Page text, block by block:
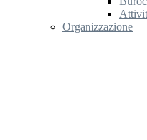
Organizzazione